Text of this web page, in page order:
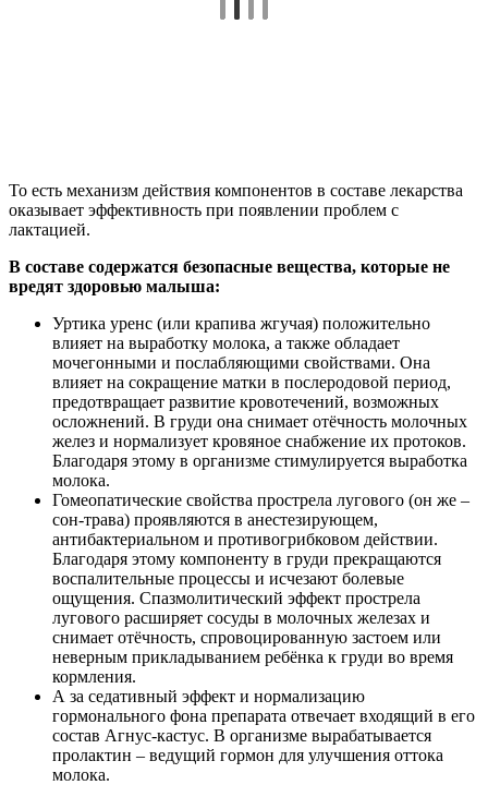
То есть механизм действия компонентов в составе лекарства
оказывает эффективность при появлении проблем с
лактацией.
В составе содержатся безопасные вещества, которые не
вредят здоровью малыша:
Уртика уренс (или крапива жгучая) положительно
влияет на выработку молока, а также обладает
мочегонными и послабляющими свойствами. Она
влияет на сокращение матки в послеродовой период,
предотвращает развитие кровотечений, возможных
осложнений. В груди она снимает отёчность молочных
желез и нормализует кровяное снабжение их протоков.
Благодаря этому в организме стимулируется выработка
молока.
Гомеопатические свойства прострела лугового (он же –
сон-трава) проявляются в анестезирующем,
антибактериальном и противогрибковом действии.
Благодаря этому компоненту в груди прекращаются
воспалительные процессы и исчезают болевые
ощущения. Спазмолитический эффект прострела
лугового расширяет сосуды в молочных железах и
снимает отёчность, спровоцированную застоем или
неверным прикладыванием ребёнка к груди во время
кормления.
А за седативный эффект и нормализацию
гормонального фона препарата отвечает входящий в его
состав Агнус-кастус. В организме вырабатывается
пролактин – ведущий гормон для улучшения оттока
молока.